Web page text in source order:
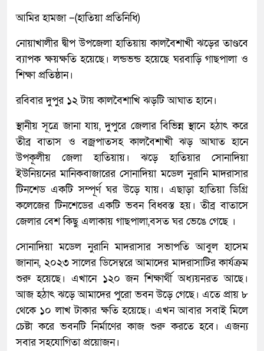
আমির হামজা –(হাতিয়া প্রতিনিধি)
নোয়াখালীর দ্বীপ উপজেলা হাতিয়ায় কালবৈশাখী ঝড়ের তাণ্ডবে
ব্যাপক ক্ষয়ক্ষতি হয়েছে। লন্ডভন্ড হয়েছে ঘরবাড়ি গাছপালা ও
শিক্ষা প্রতিষ্ঠান।
রবিবার দুপুর ১২ টায় কালবৈশাখি ঝড়টি আঘাত হানে।
স্থানীয় সূত্রে জানা যায়, দুপুরে জেলার বিভিন্ন স্থানে হঠাৎ করে
তীব্র বাতাস ও বজ্রপাতসহ কালবৈশাখী ঝড় আঘাত হানে
উপকূলীয় জেলা হাতিয়ায়। ঝড়ে হাতিয়ার সোনাদিয়া
ইউনিয়নের মানিকবাজারের সোনাদিয়া মডেল নুরানি মাদরাসার
টিনশেড একটি সম্পূর্ণ ঘর উড়ে যায়। এছাড়া হাতিয়া ডিগ্রি
কলেজের টিনশেডের একটি ভবন বিধ্বস্ত হয়। তীব্র বাতাসে
জেলার বেশ কিছু এলাকায় গাছপালা,বসত ঘর ভেঙে গেছে ।
সোনাদিয়া মডেল নুরানি মাদরাসার সভাপতি আবুল হাসেম
জানান, ২০২৩ সালের ডিসেম্বরে আমাদের মাদরাসাটির কার্যক্রম
শুরু হয়েছে। এখানে ১২০ জন শিক্ষার্থী অধ্যয়নরত আছে।
আজ হঠাৎ ঝড়ে আমাদের পুরো ভবন উড়ে গেছে। এতে প্রায় ৮
থেকে ১০ লাখ টাকার ক্ষতি হয়েছে। এখন আবার সবাই মিলে
চেষ্টা করে ভবনটি নির্মাণের কাজ শুরু করতে হবে। এজন্য
সবার সহযোগিতা প্রয়োজন।